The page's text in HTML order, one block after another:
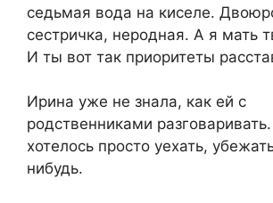
седьмая вода на киселе.
сестричка, неродная. А я мать
И ты вот так приоритеты
Ирина уже не знала, как ей с
родственниками
хотелось просто уехать,
нибудь.